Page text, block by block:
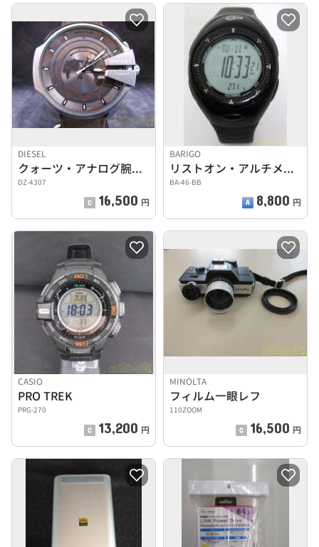
DIESEL
クォーツ・アナログ腕時計
DZ-4307
16,500 円
BARIGO
リストオン・アルチメーターコンパス NO.46
BA-46-BB
8,800 円
CASIO
PRO TREK
PRG-270
13,200 円
MINOLTA
フィルム一眼レフ
110ZOOM
16,500 円